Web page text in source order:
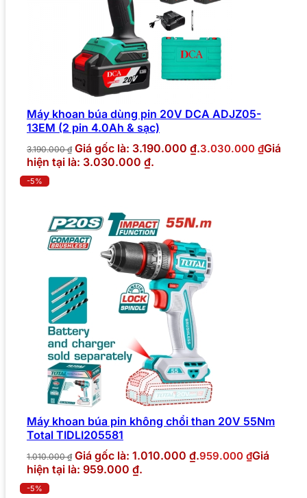
Máy khoan búa dùng pin 20V DCA ADJZ05-
13EM (2 pin 4.0Ah & sạc)
3.190.000₫ Giá gốc là: 3.190.000 ₫.3.030.000 ₫Giá
hiện tại là: 3.030.000 ₫.
-5%
Máy khoan búa pin không chổi than 20V 55Nm
Total TIDLI205581
1.010.000₫ Giá gốc là: 1.010.000 ₫.959.000 ₫Giá
hiện tại là: 959.000 ₫.
-5%